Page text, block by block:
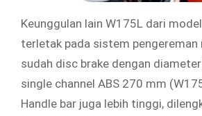
Keunggulan lain W175L dari
terletak pada sistem pengereman
sudah disc brake dengan
single channel ABS 270 mm
Handle bar juga lebih tinggi,